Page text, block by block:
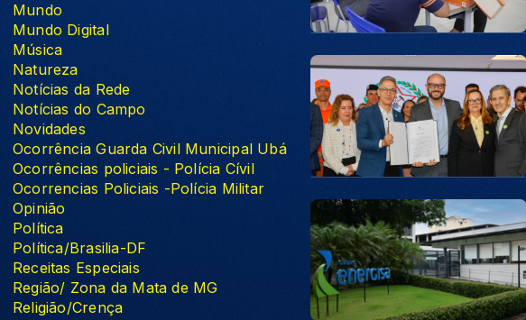
Mundo
Mundo Digital
Música
Natureza
Notícias da Rede
Notícias do Campo
Novidades
Ocorrência Guarda Civil Municipal Ubá
Ocorrências policiais - Polícia Cívil
Ocorrencias Policiais -Polícia Militar
Opinião
Política
Política/Brasilia-DF
Receitas Especiais
Região/ Zona da Mata de MG
Religião/Crença